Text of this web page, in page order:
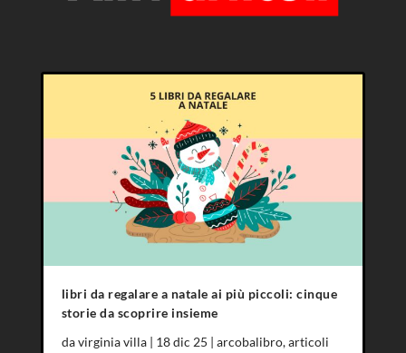
libri da regalare a natale ai più piccoli: cinque
storie da scoprire insieme
davirginia villa| 18 dic 25 | arcobalibro,articoli